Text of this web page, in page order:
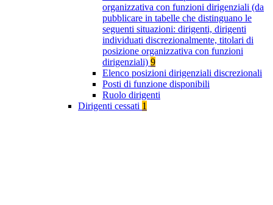
organizzativa con funzioni dirigenziali (da
pubblicare in tabelle che distinguano le
seguenti situazioni: dirigenti, dirigenti
individuati discrezionalmente, titolari di
posizione organizzativa con funzioni
dirigenziali) 9
Elenco posizioni dirigenziali discrezionali
Posti di funzione disponibili
Ruolo dirigenti
Dirigenti cessati 1